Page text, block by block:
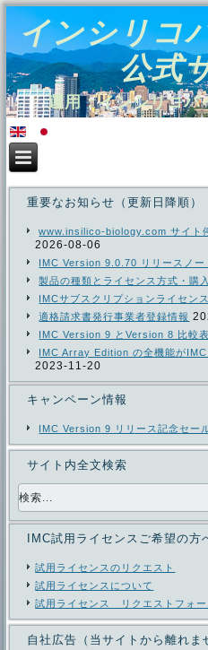
インシリコ
公式
運用：インシリコバ
重要なお知らせ（更新日降順）
www.insilico-biology.com サイト
2026-08-06
IMC Version 9.0.70 リリースノー
製品の種類とライセンス方式・購
IMCサブスクリプションライセン
適格請求書発行事業者登録情報
IMC Version 9 とVersion 8 比較表
IMC Array Edition の全機能が
2023-11-20
キャンペーン情報
IMC Version 9 リリース記念セー
サイト内全文検索
IMC試用ライセンスご希望の方
試用ライセンスのリクエスト
試用ライセンスについて
試用ライセンス リクエストフォー
自社広告（当サイトから離れま